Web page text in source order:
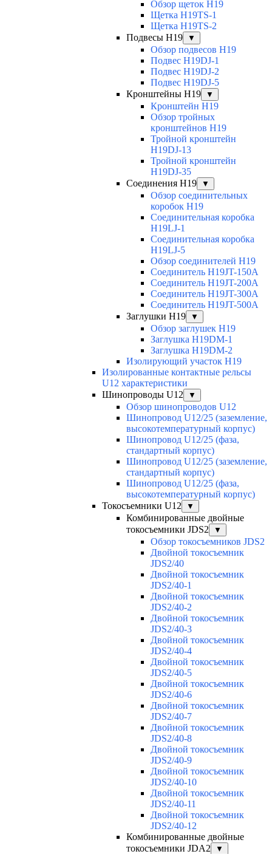
Обзор щеток H19
Щетка H19TS-1
Щетка H19TS-2
Подвесы H19
▼
Обзор подвесов H19
Подвес H19DJ-1
Подвес H19DJ-2
Подвес H19DJ-5
Кронштейны H19
▼
Кронштейн H19
Обзор тройных
кронштейнов H19
Тройной кронштейн
H19DJ-13
Тройной кронштейн
H19DJ-35
Соединения H19
▼
Обзор соединительных
коробок H19
Соединительная коробка
H19LJ-1
Соединительная коробка
H19LJ-5
Обзор соединителей H19
Соединитель H19JT-150A
Соединитель H19JT-200A
Соединитель H19JT-300A
Соединитель H19JT-500A
Заглушки H19
▼
Обзор заглушек H19
Заглушка H19DM-1
Заглушка H19DM-2
Изолирующий участок H19
Изолированные контактные рельсы
U12 характеристики
Шинопроводы U12
▼
Обзор шинопроводов U12
Шинопровод U12/25 (заземление,
высокотемпературный корпус)
Шинопровод U12/25 (фаза,
стандартный корпус)
Шинопровод U12/25 (заземление,
стандартный корпус)
Шинопровод U12/25 (фаза,
высокотемпературный корпус)
Токосъемники U12
▼
Комбинированные двойные
токосъемники JDS2
▼
Обзор токосъемников JDS2
Двойной токосъемник
JDS2/40
Двойной токосъемник
JDS2/40-1
Двойной токосъемник
JDS2/40-2
Двойной токосъемник
JDS2/40-3
Двойной токосъемник
JDS2/40-4
Двойной токосъемник
JDS2/40-5
Двойной токосъемник
JDS2/40-6
Двойной токосъемник
JDS2/40-7
Двойной токосъемник
JDS2/40-8
Двойной токосъемник
JDS2/40-9
Двойной токосъемник
JDS2/40-10
Двойной токосъемник
JDS2/40-11
Двойной токосъемник
JDS2/40-12
Комбинированные двойные
токосъемники JDA2
▼